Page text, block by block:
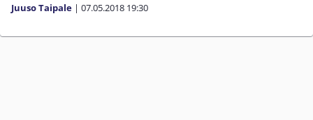
Juuso Taipale | 07.05.2018 19:30